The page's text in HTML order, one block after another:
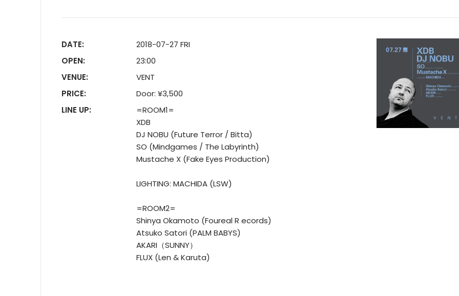
DATE:
2018-07-27 FRI
OPEN:
23:00
VENUE:
VENT
PRICE:
Door: ¥3,500
LINE UP:
=ROOM1=
XDB
DJ NOBU (Future Terror / Bitta)
SO (Mindgames / The Labyrinth)
Mustache X (Fake Eyes Production)
LIGHTING: MACHIDA (LSW)
=ROOM2=
Shinya Okamoto (Foureal R ecords)
Atsuko Satori (PALM BABYS)
AKARI（SUNNY）
FLUX (Len & Karuta)